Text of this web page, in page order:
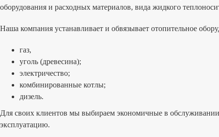
Baxi
Bosch
Buderus
Daewoo
Electrolux
Kiturami
Navien
оборудования и расходных материалов, вида жидкого
Наша компания устанавливает и обвязывает отопительное
газ,
уголь (древесина);
электричество;
комбинированные котлы;
дизель.
Для своих клиентов мы выбираем экономичные в
эксплуатацию.